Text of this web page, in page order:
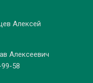
Алексей
Алексеевич
58